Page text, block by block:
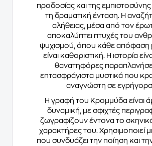
προδοσίας και της
τη δραματική ένταση. Η
αλήθειας, μέσα από τον
αποκαλύπτει πτυχές του
ψυχισμού, όπου κάθε απόφαση
είναι καθοριστική. Η ιστορία
θανατηφόρες
επτασφράγιστα μυστικά που
αναγνώστη σε
Η γραφή του Κρομμύδα είναι
δυναμική, με σφιχτές
ζωγραφίζουν έντονα το
χαρακτήρες του. Χρησιμοποιεί
που συνδυάζει την ποίηση και